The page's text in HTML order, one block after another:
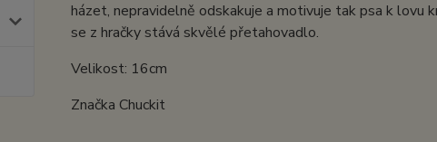
házet, nepravidelně odskakuje a motivuje tak psa k lovu
se z hračky stává skvělé přetahovadlo.
Velikost: 16cm
Značka Chuckit